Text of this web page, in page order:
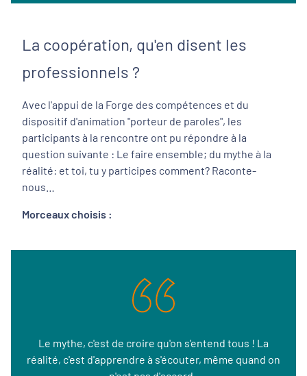
La coopération, qu'en disent les
professionnels ?
Avec l'appui de la Forge des compétences et du
dispositif d'animation "porteur de paroles", les
participants à la rencontre ont pu répondre à la
question suivante : Le faire ensemble; du mythe à la
réalité: et toi, tu y participes comment? Raconte-
nous…
Morceaux choisis :
Le mythe, c'est de croire qu'on s'entend tous ! La
réalité, c'est d'apprendre à s'écouter, même quand on